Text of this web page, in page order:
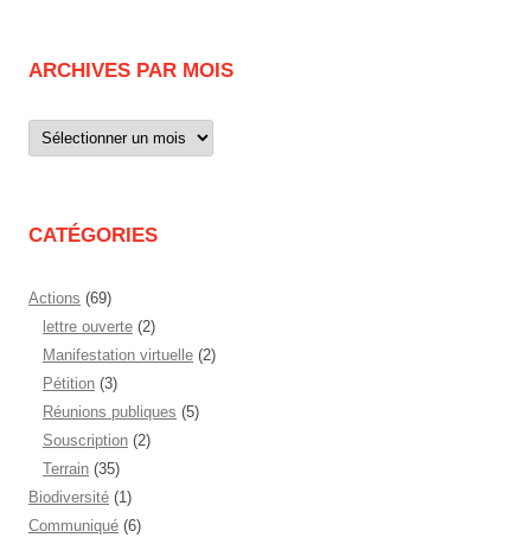
ARCHIVES PAR MOIS
Archives
par
CATÉGORIES
Actions (69)
lettre ouverte (2)
Manifestation virtuelle (2)
Pétition (3)
Réunions publiques (5)
Souscription (2)
Terrain (35)
Biodiversité (1)
Communiqué (6)